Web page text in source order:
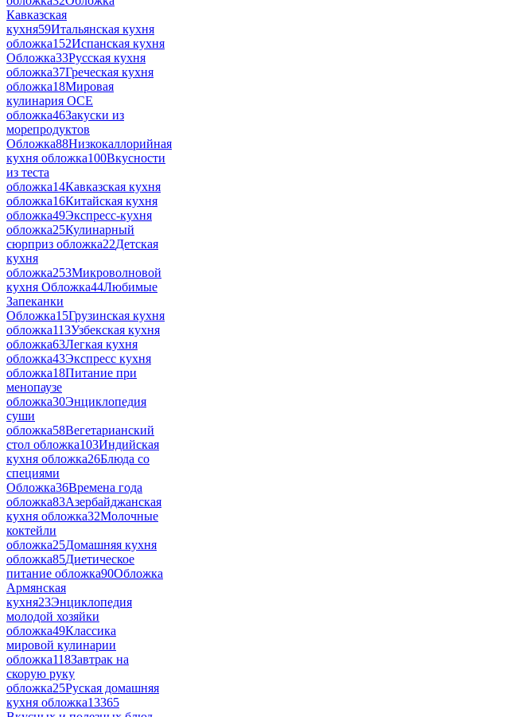
Кавказская
кухня59Итальянская кухня
обложка152Испанская кухня
Обложка33Русская кухня
обложка37Греческая кухня
обложка18Мировая
кулинария ОСЕ
обложка46Закуски из
морепродуктов
Обложка88Низкокаллорийная
кухня обложка100Вкусности
из теста
обложка14Кавказская кухня
обложка16Китайская кухня
обложка49Экспресс-кухня
обложка25Кулинарный
сюрприз обложка22Детская
кухня
обложка253Микроволновой
кухня Обложка44Любимые
Запеканки
Обложка15Грузинская кухня
обложка113Узбекская кухня
обложка63Легкая кухня
обложка43Экспресс кухня
обложка18Питание при
менопаузе
обложка30Энциклопедия
суши
обложка58Вегетарианский
стол обложка103Индийская
кухня обложка26Блюда со
специями
Обложка36Времена года
обложка83Азербайджанская
кухня обложка32Молочные
коктейли
обложка25Домашняя кухня
обложка85Диетическое
питание обложка90Обложка
Армянская
кухня23Энциклопедия
молодой хозяйки
обложка49Классика
мировой кулинарии
обложка118Завтрак на
скорую руку
обложка25Руская домашняя
кухня обложка13365